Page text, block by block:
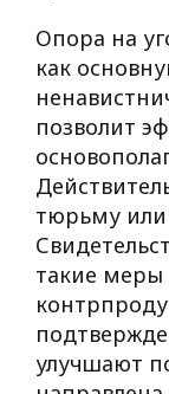
Опора на
как
позволит
тюрьму
такие меры
улучшают